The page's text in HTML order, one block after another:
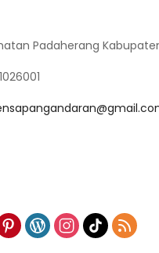
Padaherang